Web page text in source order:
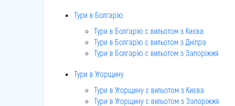
Тури в Болгарію
Тури в Болгарію c вильотом з Києва
Тури в Болгарію c вильотом з Дніпра
Тури в Болгарію c вильотом з Запоріжжя
Тури в Угорщину
Тури в Угорщину c вильотом з Києва
Тури в Угорщину c вильотом з Запоріжжя